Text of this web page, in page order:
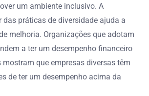
um ambiente inclusivo. A
das práticas de diversidade ajuda a
melhoria. Organizações que adotam
a ter um desempenho financeiro
mostram que empresas diversas têm
de ter um desempenho acima da